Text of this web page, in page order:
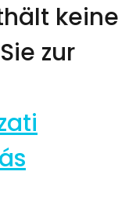
keine
zur